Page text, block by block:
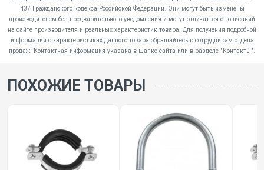
437 Гражданского кодекса Российской Федерации. Они могут быть изменены
производителем без предварительного уведомления и могут отличаться от описаний
на сайте производителя и реальных характеристик товара. Для получения подробной
информации о характеристиках данного товара обращайтесь к сотрудникам отдела
продаж. Контактная информация указана в шапке сайта или в разделе "Контакты".
ПОХОЖИЕ ТОВАРЫ